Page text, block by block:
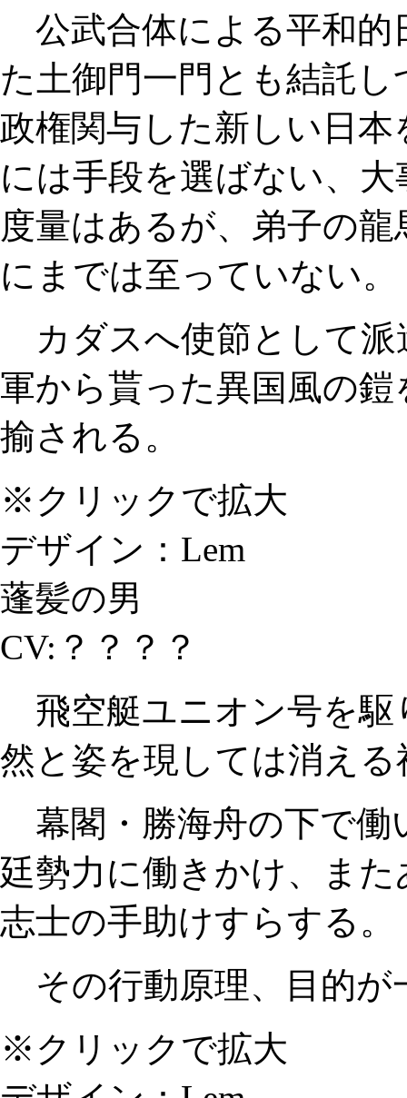
公武合体による平和的
た土御門一門とも結託
政権関与した新しい日
には手段を選ばない、
度量はあるが、弟子の
にまでは至っていない。
カダスへ使節として派
軍から貰った異国風の
揄される。
※クリックで拡大
デザイン：Lem
蓬髪の男
CV:？？？？
飛空艇ユニオン号を駆
然と姿を現しては消え
幕閣・勝海舟の下で働
廷勢力に働きかけ、ま
志士の手助けすらする。
その行動原理、目的が
※クリックで拡大